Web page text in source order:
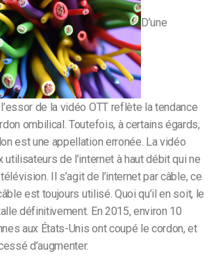
D’une
de la vidéo OTT reflète la tendance
ombilical. Toutefois, à certains égards,
est une appellation erronée. La vidéo
utilisateurs de l’internet à haut débit qui ne
Il s’agit de l’internet par câble, ce
est toujours utilisé. Quoi qu’il en soit, le
définitivement. En 2015, environ 10
aux États-Unis ont coupé le cordon, et
d’augmenter.